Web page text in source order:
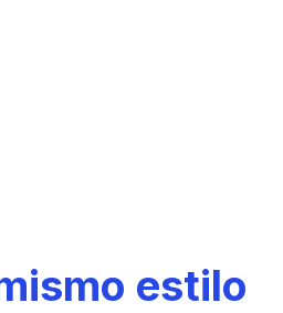
estilo